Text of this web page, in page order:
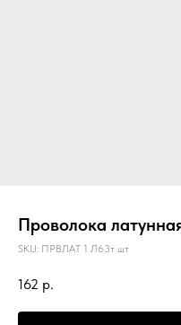
Проволока
SKU: ПРВЛАТ 1 Л63т шт
162 р.